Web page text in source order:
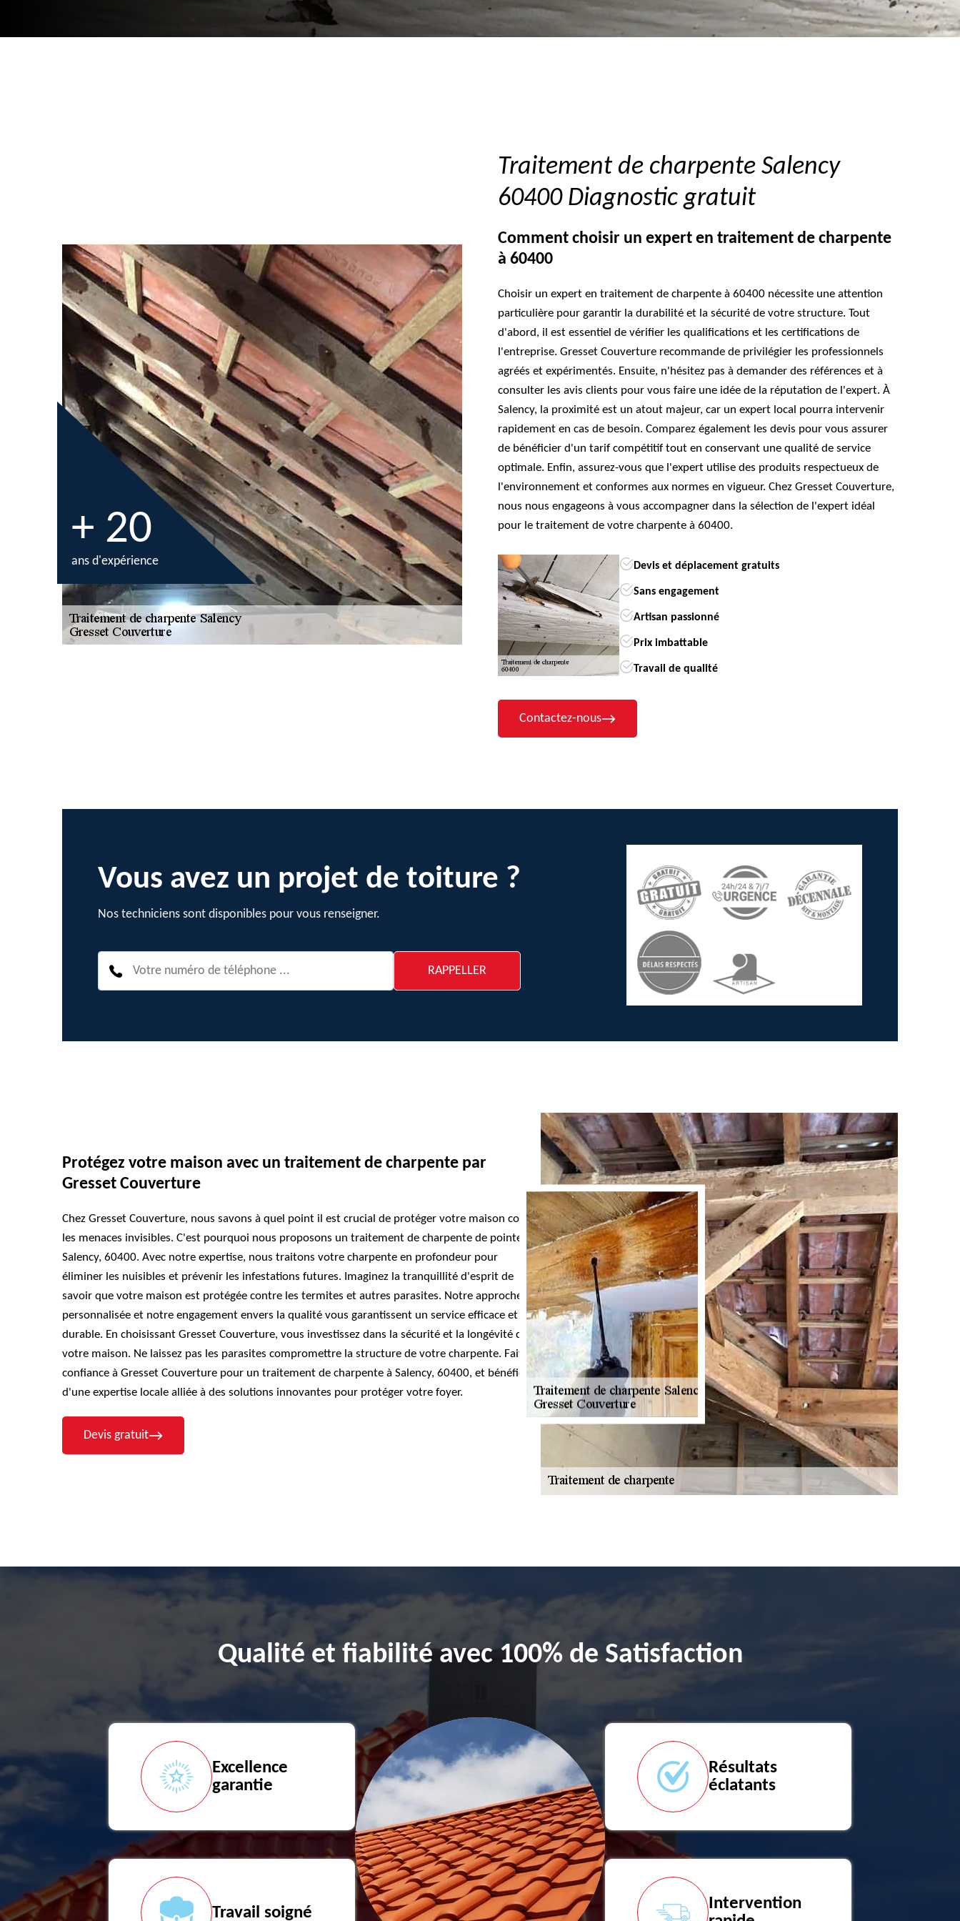
+ 20
ans d'expérience
Traitement de charpente Salency
60400 Diagnostic gratuit
Comment choisir un expert en traitement de charpente
à 60400
Choisir un expert en traitement de charpente à 60400 nécessite une attention
particulière pour garantir la durabilité et la sécurité de votre structure. Tout
d'abord, il est essentiel de vérifier les qualifications et les certifications de
l'entreprise. Gresset Couverture recommande de privilégier les professionnels
agréés et expérimentés. Ensuite, n'hésitez pas à demander des références et à
consulter les avis clients pour vous faire une idée de la réputation de l'expert. À
Salency, la proximité est un atout majeur, car un expert local pourra intervenir
rapidement en cas de besoin. Comparez également les devis pour vous assurer
de bénéficier d'un tarif compétitif tout en conservant une qualité de service
optimale. Enfin, assurez-vous que l'expert utilise des produits respectueux de
l'environnement et conformes aux normes en vigueur. Chez Gresset Couverture,
nous nous engageons à vous accompagner dans la sélection de l'expert idéal
pour le traitement de votre charpente à 60400.
Devis et déplacement gratuits
Sans engagement
Artisan passionné
Prix imbattable
Travail de qualité
Contactez-nous
Vous avez un projet de toiture ?
Nos techniciens sont disponibles pour vous renseigner.
Protégez votre maison avec un traitement de charpente par
Gresset Couverture
Chez Gresset Couverture, nous savons à quel point il est crucial de protéger votre maison contre
les menaces invisibles. C'est pourquoi nous proposons un traitement de charpente de pointe à
Salency, 60400. Avec notre expertise, nous traitons votre charpente en profondeur pour
éliminer les nuisibles et prévenir les infestations futures. Imaginez la tranquillité d'esprit de
savoir que votre maison est protégée contre les termites et autres parasites. Notre approche
personnalisée et notre engagement envers la qualité vous garantissent un service efficace et
durable. En choisissant Gresset Couverture, vous investissez dans la sécurité et la longévité de
votre maison. Ne laissez pas les parasites compromettre la structure de votre charpente. Faites
confiance à Gresset Couverture pour un traitement de charpente à Salency, 60400, et bénéficiez
d'une expertise locale alliée à des solutions innovantes pour protéger votre foyer.
Devis gratuit
Qualité et fiabilité avec 100% de Satisfaction
Excellence
garantie
Travail soigné
Résultats
éclatants
Intervention